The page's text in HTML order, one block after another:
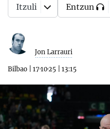
Jon Larrauri
Bilbao 17·10·25 13:15
Itzuli Entzun